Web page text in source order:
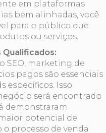
em plataformas
bem alinhadas, você
para o público que
ou serviços.
Qualificados:
SEO, marketing de
pagos são essenciais
específicos. Isso
será encontrado
demonstraram
potencial de
processo de venda